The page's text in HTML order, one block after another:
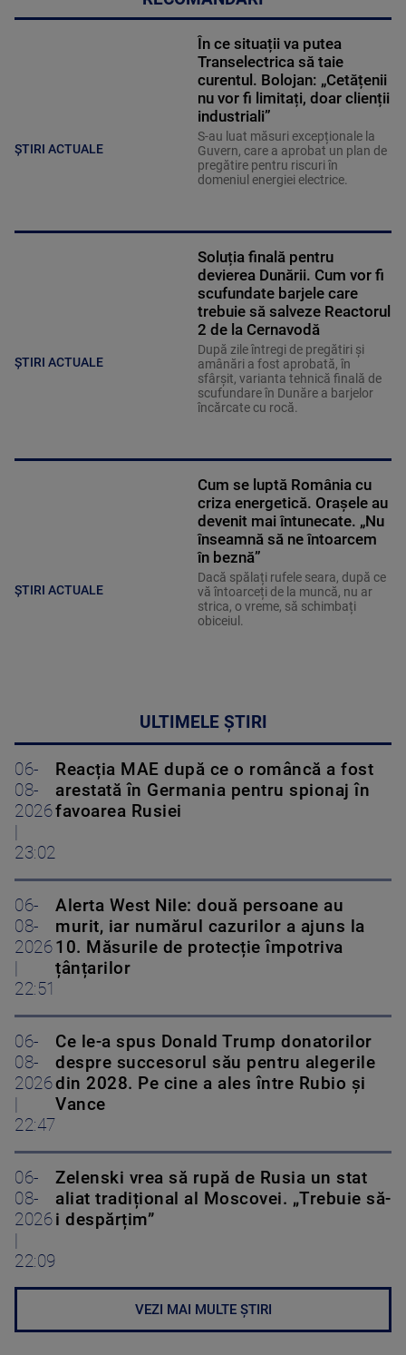
ȘTIRI ACTUALE
În ce situații va putea
Transelectrica să taie
curentul. Bolojan: „Cetățenii
nu vor fi limitați, doar clienții
industriali”
S-au luat măsuri excepționale la
Guvern, care a aprobat un plan de
pregătire pentru riscuri în
domeniul energiei electrice.
ȘTIRI ACTUALE
Soluția finală pentru
devierea Dunării. Cum vor fi
scufundate barjele care
trebuie să salveze Reactorul
2 de la Cernavodă
După zile întregi de pregătiri și
amânări a fost aprobată, în
sfârșit, varianta tehnică finală de
scufundare în Dunăre a barjelor
încărcate cu rocă.
ȘTIRI ACTUALE
Cum se luptă România cu
criza energetică. Orașele au
devenit mai întunecate. „Nu
înseamnă să ne întoarcem
în beznă”
Dacă spălați rufele seara, după ce
vă întoarceți de la muncă, nu ar
strica, o vreme, să schimbați
obiceiul.
ULTIMELE ȘTIRI
06-
08-
2026
23:02
Reacția MAE după ce o româncă a fost
arestată în Germania pentru spionaj în
favoarea Rusiei
06-
08-
2026
22:51
Alerta West Nile: două persoane au
murit, iar numărul cazurilor a ajuns la
10. Măsurile de protecție împotriva
țânțarilor
06-
08-
2026
22:47
Ce le-a spus Donald Trump donatorilor
despre succesorul său pentru alegerile
din 2028. Pe cine a ales între Rubio și
Vance
06-
08-
2026
22:09
Zelenski vrea să rupă de Rusia un stat
aliat tradițional al Moscovei. „Trebuie să-
i despărțim”
VEZI MAI MULTE ȘTIRI